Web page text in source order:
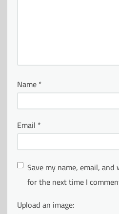
Name*
Email *
Save my name, email,
for the next time I
Upload an image: